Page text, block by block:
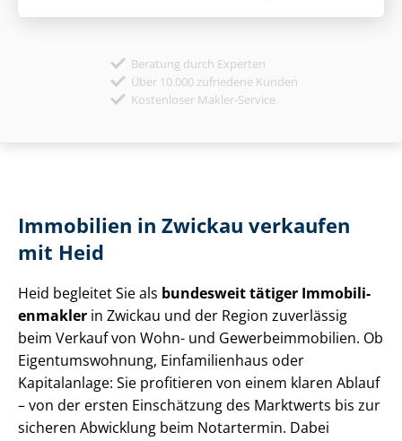
Beratung durch Experten
Über 10.000 zufriedene Kunden
Kostenloser Makler-Service
Immobilien in Zwickau verkaufen
mit Heid
Heid begleitet Sie als bundesweit tätiger Im­mo­bi­li­
en­mak­ler in Zwickau und der Region zuverlässig
beim Verkauf von Wohn- und Ge­wer­be­im­mo­bi­li­en. Ob
Ei­gen­tums­woh­nung, Einfamilienhaus oder
Kapitalanlage: Sie profitieren von einem klaren Ablauf
– von der ersten Einschätzung des Marktwerts bis zur
sicheren Abwicklung beim Notartermin. Dabei